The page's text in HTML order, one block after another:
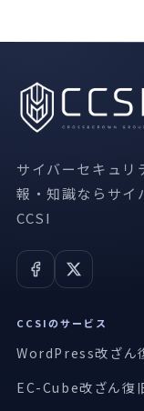
サイバーセキュリ
報・知識ならサイ
CCSI
CCSIのサービス
WordPress改ざん
EC-Cube改ざん復